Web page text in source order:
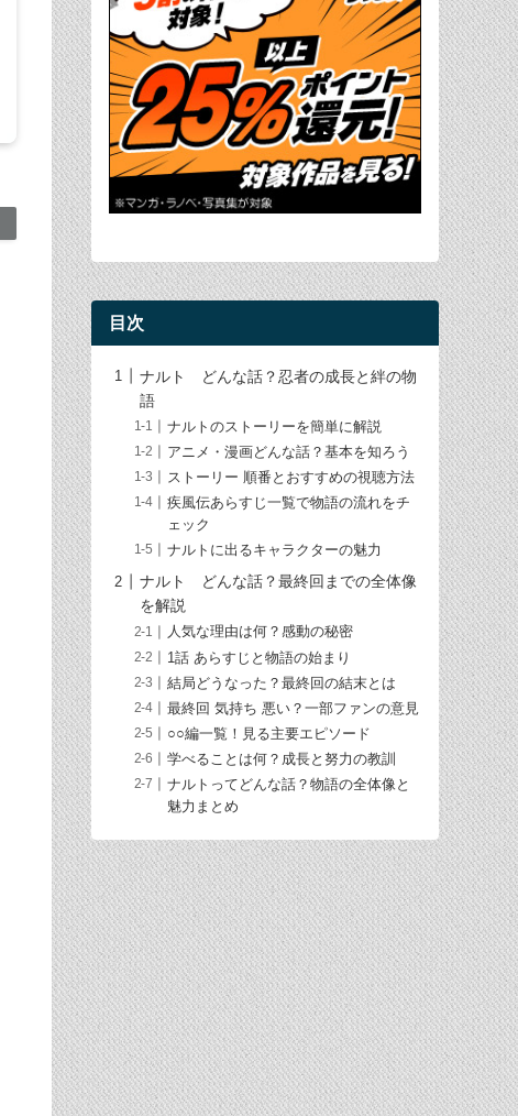
目次
ナルト どんな話？忍者の成長と絆の物
語
ナルトのストーリーを簡単に解説
アニメ・漫画どんな話？基本を知ろう
ストーリー 順番とおすすめの視聴方法
疾風伝あらすじ一覧で物語の流れをチ
ェック
ナルトに出るキャラクターの魅力
ナルト どんな話？最終回までの全体像
を解説
人気な理由は何？感動の秘密
1話 あらすじと物語の始まり
結局どうなった？最終回の結末とは
最終回 気持ち 悪い？一部ファンの意見
○○編一覧！見る主要エピソード
学べることは何？成長と努力の教訓
ナルトってどんな話？物語の全体像と
魅力まとめ